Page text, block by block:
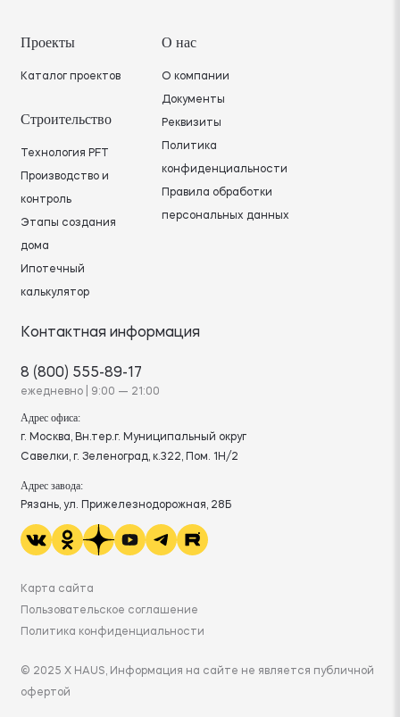
Проекты
Каталог проектов
Строительство
Технология PFT
Производство и
контроль
Этапы создания
дома
Ипотечный
калькулятор
О нас
О компании
Документы
Реквизиты
Политика
конфиденциальности
Правила обработки
персональных данных
Контактная информация
8 (800) 555-89-17
ежедневно | 9:00 — 21:00
Адрес офиса:
г. Москва, Вн.тер.г. Муниципальный округ
Савелки, г. Зеленоград, к.322, Пом. 1Н/2
Адрес завода:
Рязань, ул. Прижелезнодорожная, 28Б
© 2025 X HAUS, Информация на сайте не является публичной
офертой
Карта сайта
Пользовательское соглашение
Политика конфиденциальности